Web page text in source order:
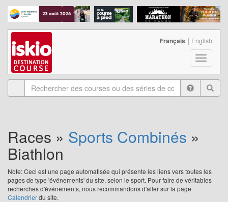
T
o
g
l
a
t
Français | English
Races » Sports Combinés »
Biathlon
Note: Ceci est une page automatisée qui présente les liens vers toutes les
pages de type 'événements' du site, selon le sport. Pour faire de véritables
recherches d'événements, nous recommandons d'aller sur la page
Calendrierdu site.